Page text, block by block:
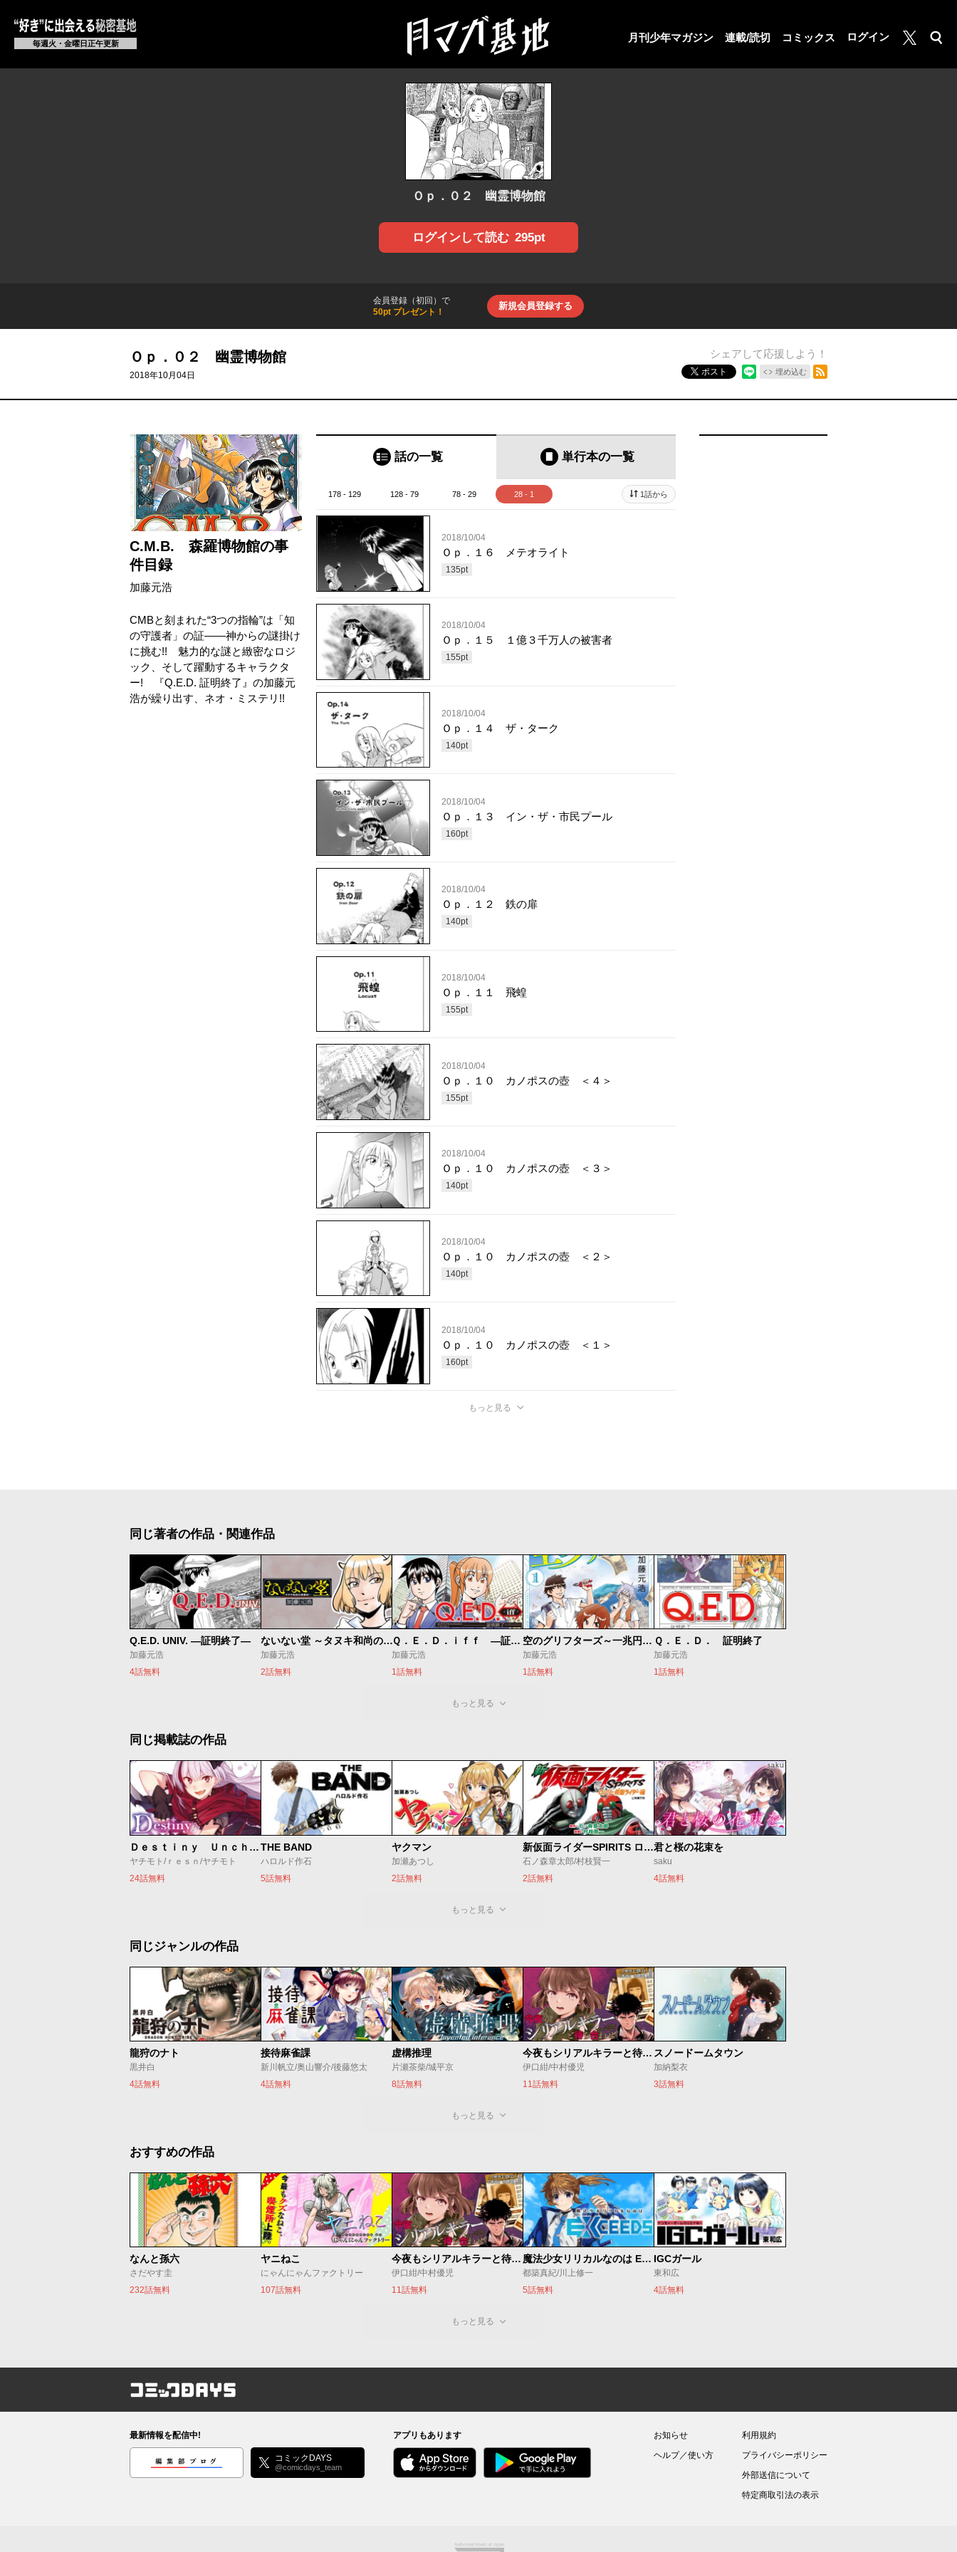
毎週火・金曜日正午更新
月刊少年マガジン 連載/読切 コミックス ログイン
月マガ基地
検索
Ｏｐ．０２ 幽霊博物館
ログインして読む 295pt
会員登録（初回）で
50pt プレゼント！
新規会員登録する
Ｏｐ．０２ 幽霊博物館
2018年10月04日
シェアして応援しよう！
ポスト 埋め込む
C.M.B. 森羅博物館の事
件目録
加藤元浩
CMBと刻まれた“3つの指輪”は「知
の守護者」の証――神からの謎掛け
に挑む!! 魅力的な謎と緻密なロジ
ック、そして躍動するキャラクタ
ー! 『Q.E.D. 証明終了』の加藤元
浩が繰り出す、ネオ・ミステリ!!
話の一覧 単行本の一覧
178 - 129 128 - 79 78 - 29 28 - 1 1話から
2018/10/04
Ｏｐ．１６ メテオライト
135pt
2018/10/04
Ｏｐ．１５ １億３千万人の被害者
155pt
2018/10/04
Ｏｐ．１４ ザ・ターク
140pt
2018/10/04
Ｏｐ．１３ イン・ザ・市民プール
160pt
2018/10/04
Ｏｐ．１２ 鉄の扉
140pt
2018/10/04
Ｏｐ．１１ 飛蝗
155pt
2018/10/04
Ｏｐ．１０ カノポスの壺 ＜４＞
155pt
2018/10/04
Ｏｐ．１０ カノポスの壺 ＜３＞
140pt
2018/10/04
Ｏｐ．１０ カノポスの壺 ＜２＞
140pt
2018/10/04
Ｏｐ．１０ カノポスの壺 ＜１＞
160pt
もっと見る
同じ著者の作品・関連作品
Q.E.D. UNIV. ―証明終了―
加藤元浩
4話無料
ないない堂 ～タヌキ和尚の禍事帖～
加藤元浩
2話無料
Ｑ．Ｅ．Ｄ．ｉｆｆ ―証明終了―
加藤元浩
1話無料
空のグリフターズ～一兆円の詐欺師たち～
加藤元浩
1話無料
Ｑ．Ｅ．Ｄ． 証明終了
加藤元浩
1話無料
もっと見る
同じ掲載誌の作品
Ｄｅｓｔｉｎｙ Ｕｎｃｈａｉｎ Ｏｎｌｉｎｅ 吸血鬼少女となって、やがて『赤の魔王』と呼ばれるようになりました
ヤチモト/ｒｅｓｎ/ヤチモト
24話無料
THE BAND
ハロルド作石
5話無料
ヤクマン
加瀬あつし
2話無料
新仮面ライダーSPIRITS ロンリー仮面ライダー編
石ノ森章太郎/村枝賢一
2話無料
君と桜の花束を
saku
4話無料
もっと見る
同じジャンルの作品
龍狩のナト
黒井白
4話無料
接待麻雀課
新川帆立/奥山響介/後藤悠太
4話無料
虚構推理
片瀬茶柴/城平京
8話無料
今夜もシリアルキラーと待ち合わせ
伊口紺/中村優児
11話無料
スノードームタウン
加納梨衣
3話無料
もっと見る
おすすめの作品
なんと孫六
さだやす圭
232話無料
ヤニねこ
にゃんにゃんファクトリー
107話無料
今夜もシリアルキラーと待ち合わせ
伊口紺/中村優児
11話無料
魔法少女リリカルなのは EXCEEDS
都築真紀/川上修一
5話無料
IGCガール
東和広
4話無料
もっと見る
コミックDAYS
最新情報を配信中!
編集部ブログ コミックDAYS
@comicdays_team
アプリもあります
お知らせ
ヘルプ／使い方
利用規約
プライバシーポリシー
外部送信について
特定商取引法の表示